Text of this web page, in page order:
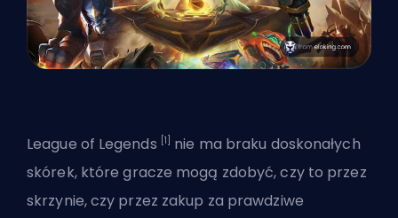
League of Legends [1] nie ma braku doskonałych
skórek, które gracze mogą zdobyć, czy to przez
skrzynie, czy przez zakup za prawdziwe